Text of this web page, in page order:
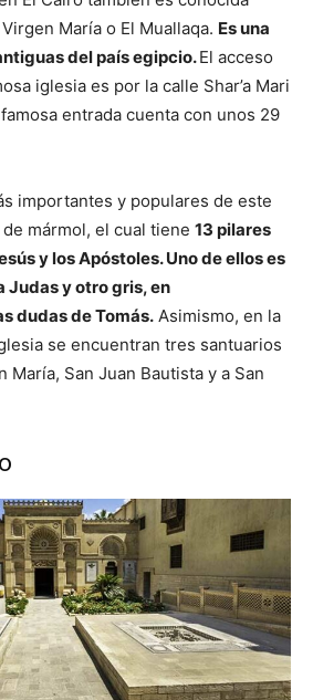
María o El Muallaqa. Es una
del país egipcio.El acceso
iglesia es por la calle Shar’a Mari
entrada cuenta con unos 29
importantes y populares de este
mármol, el cual tiene 13 pilares
y los Apóstoles. Uno de ellos es
Judas y otro gris, en
dudas de Tomás. Asimismo, en la
se encuentran tres santuarios
María, San Juan Bautista y a San